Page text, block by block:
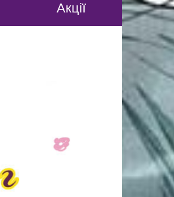
Акції